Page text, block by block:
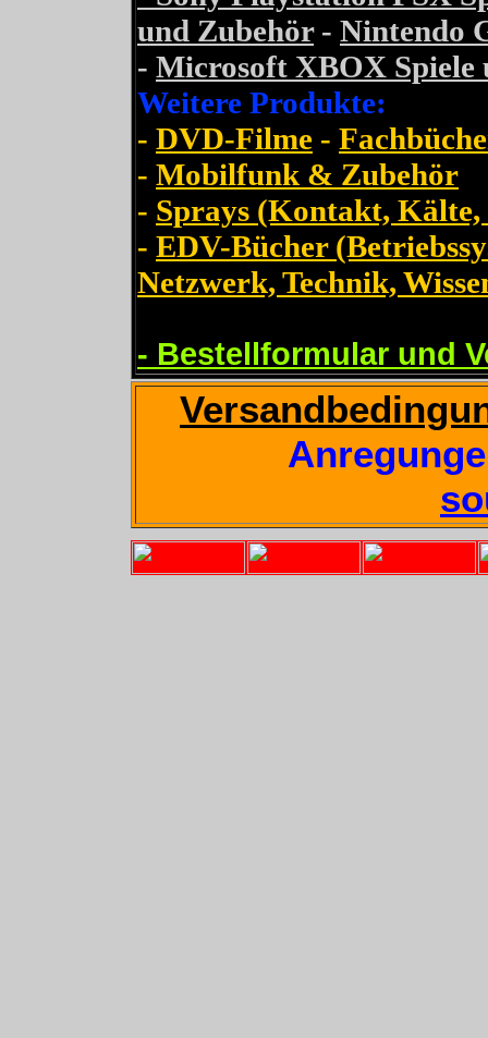
und Zubehör- Nintendo
- Microsoft XBOX Spiele
Weitere Produkte:
- DVD-Filme -
- Mobilfunk & Zubehör
- Sprays (Kontakt,
- EDV-Bücher
Netzwerk, Technik,
- Bestellformular und